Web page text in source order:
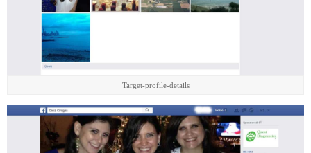
Target-profile-details